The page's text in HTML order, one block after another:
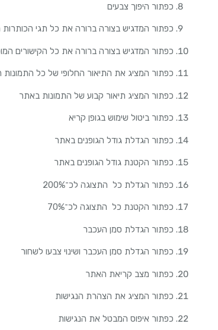
כפתור היפוך צבעים
כפתור המדגיש בצורה ברורה את כל תגי הכותרות
כפתור המדגיש בצורה ברורה את כל הקישורים
כפתור המציג את התיאור החלופי של כל
כפתור המציג תיאור קבוע של התמונות באתר
כפתור ביטול שימוש בגופן קריא
כפתור הגדלת גודל הגופנים באתר
כפתור הקטנת גודל הגופנים באתר
כפתור הגדלת כל התצוגה לכ־200%
כפתור הקטנת כל התצוגה לכ־70%
כפתור הגדלת סמן העכבר
כפתור הגדלת סמן העכבר ושינוי צבעו לשחור
כפתור מצב קריאת האתר
כפתור המציג את הצהרת הנגישות
כפתור איפוס המבטל את הנגישות